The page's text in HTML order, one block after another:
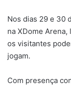
Nos dias 29 e 30
na XDome
os visitantes
jogam.
Com presença